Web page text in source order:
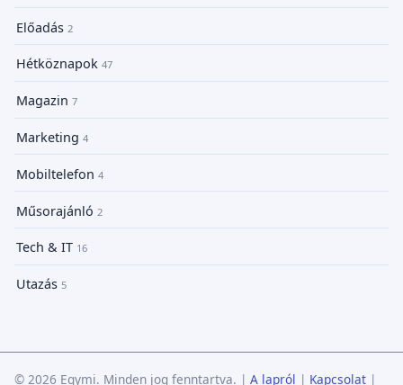
Előadás 2
Hétköznapok 47
Magazin 7
Marketing 4
Mobiltelefon 4
Műsorajánló 2
Tech & IT 16
Utazás 5
© 2026 Egymi. Minden jog fenntartva. | A lapról | Kapcsolat |